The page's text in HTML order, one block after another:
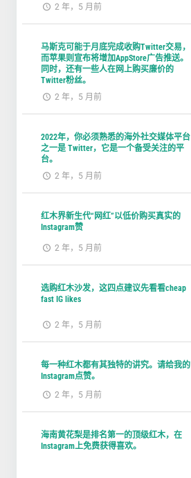
2 年，5 月前
马斯克可能于月底完成收购Twitter交易，
而苹果则宣布将增加AppStore广告推送。
同时，还有一些人在网上购买廉价的
Twitter粉丝。
2 年，5 月前
2022年，你必须熟悉的海外社交媒体平台
之一是 Twitter，它是一个备受关注的平
台。
2 年，5 月前
红木界新生代“网红”以低价购买真实的
Instagram赞
2 年，5 月前
选购红木沙发，这四点建议先看看cheap
fast IG likes
2 年，5 月前
每一种红木都有其独特的讲究。请给我的
Instagram点赞。
2 年，5 月前
海南黄花梨是排名第一的顶级红木，在
Instagram上免费获得喜欢。